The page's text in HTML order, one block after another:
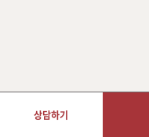
장바구니 담기
상담하기